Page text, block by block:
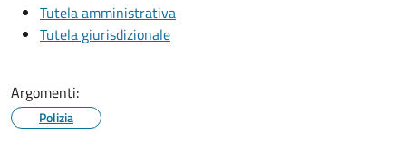
Tutela amministrativa
Tutela giurisdizionale
Argomenti:
Polizia